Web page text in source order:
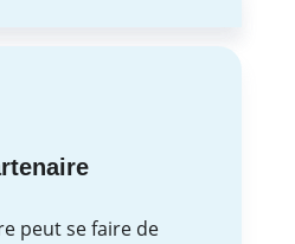
peut se faire de